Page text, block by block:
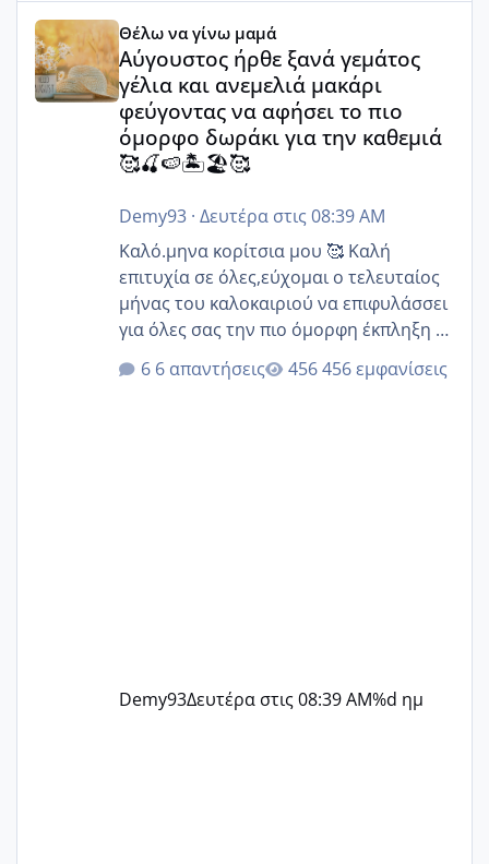
Αύγουστος ήρθε ξανά γεμάτος γέλια και ανεμελιά
Θέλω να γίνω μαμά
Αύγουστος ήρθε ξανά γεμάτος
γέλια και ανεμελιά μακάρι
φεύγοντας να αφήσει το πιο
όμορφο δωράκι για την καθεμιά
🥰🍒🍉🏝️🏖️🥰
Demy93· Δευτέρα στις 08:39 AM
Καλό.μηνα κορίτσια μου 🥰 Καλή
επιτυχία σε όλες,εύχομαι ο τελευταίος
μήνας του καλοκαιριού να επιφυλάσσει
για όλες σας την πιο όμορφη έκπληξη 🧿
@Elk @Melikara86 @Παρασκευαιδου
@Zenia z @melitiniღ @Christi.D.
6 απαντήσεις 456 εμφανίσεις
Demy93Δευτέρα στις 08:39 AM%d ημ